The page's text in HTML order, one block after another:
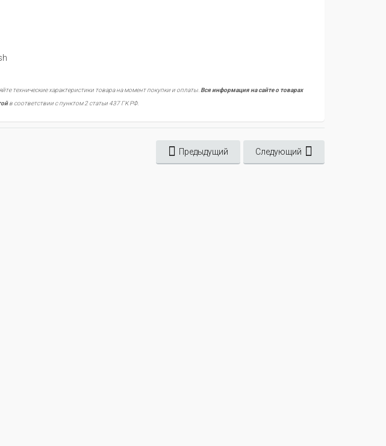
технические характеристики товара на момент покупки и оплаты. Вся информация на сайте о товарах
в соответствии с пунктом 2 статьи 437 ГК РФ.
Предыдущий Следующий